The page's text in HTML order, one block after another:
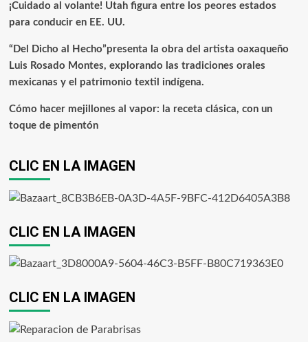
¡Cuidado al volante! Utah figura entre los peores estados
para conducir en EE. UU.
“Del Dicho al Hecho”presenta la obra del artista oaxaqueño
Luis Rosado Montes, explorando las tradiciones orales
mexicanas y el patrimonio textil indígena.
Cómo hacer mejillones al vapor: la receta clásica, con un
toque de pimentón
CLIC EN LA IMAGEN
CLIC EN LA IMAGEN
CLIC EN LA IMAGEN